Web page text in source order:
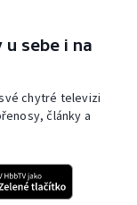
sebe i na
chytré televizi
články a